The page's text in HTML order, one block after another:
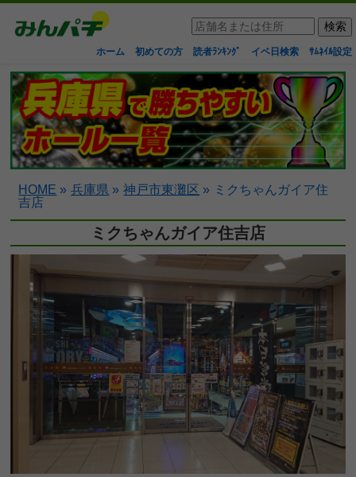
ホーム 初めての方 読者ﾗﾝｷﾝｸﾞ イベ日検索 ｻﾑﾈｲﾙ設定
HOME » 兵庫県 » 神戸市東灘区 » ミクちゃんガイア住
吉店
ミクちゃんガイア住吉店